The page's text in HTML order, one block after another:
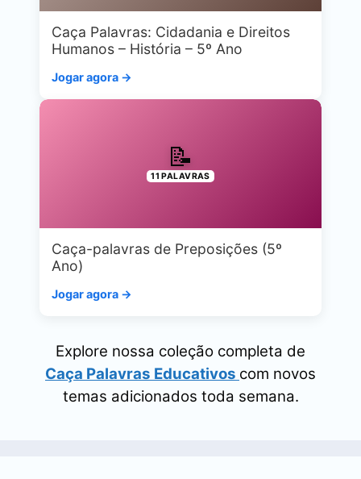
Caça Palavras: Cidadania e Direitos
Humanos – História – 5º Ano
Jogar agora →
📝
11 PALAVRAS
Caça-palavras de Preposições (5º
Ano)
Jogar agora →
Explore nossa coleção completa de
Caça Palavras Educativos com novos
temas adicionados toda semana.